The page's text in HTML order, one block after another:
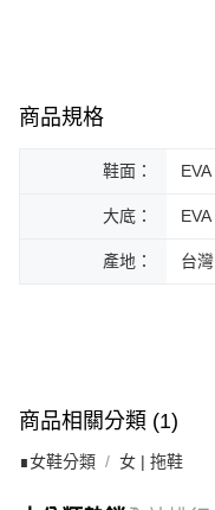
商品規格
鞋面： EVA
大底： EVA
產地： 台灣
商品相關分類 (1)
∎女鞋分類 女 | 拖鞋